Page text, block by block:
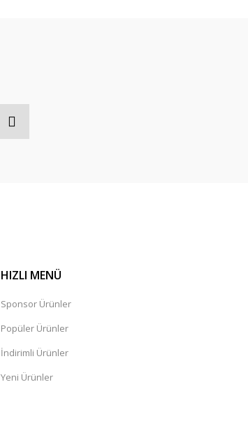
HIZLI MENÜ
Sponsor Ürünler
Popüler Ürünler
İndirimli Ürünler
Yeni Ürünler